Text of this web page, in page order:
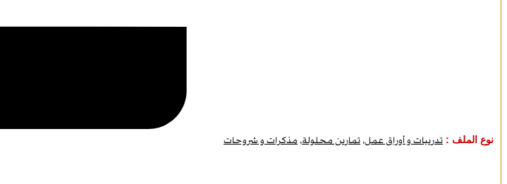
نوع الملف : تدريبات و أوراق عمل, تمارين محلولة, مذكرات و شروحات